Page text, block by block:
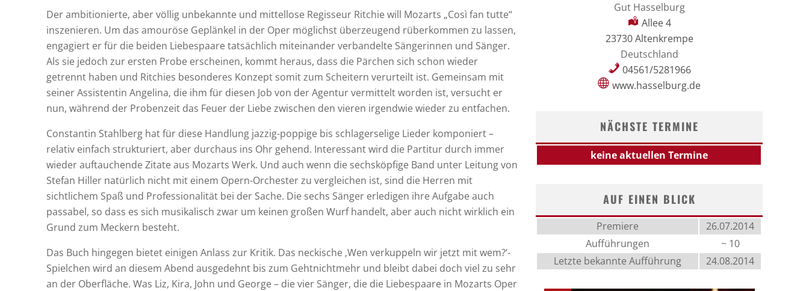
Der ambitionierte, aber völlig unbekannte und mittellose Regisseur Ritchie will Mozarts „Così fan tutte“
inszenieren. Um das amouröse Geplänkel in der Oper möglichst überzeugend rüberkommen zu lassen,
engagiert er für die beiden Liebespaare tatsächlich miteinander verbandelte Sängerinnen und Sänger.
Als sie jedoch zur ersten Probe erscheinen, kommt heraus, dass die Pärchen sich schon wieder
getrennt haben und Ritchies besonderes Konzept somit zum Scheitern verurteilt ist. Gemeinsam mit
seiner Assistentin Angelina, die ihm für diesen Job von der Agentur vermittelt worden ist, versucht er
nun, während der Probenzeit das Feuer der Liebe zwischen den vieren irgendwie wieder zu entfachen.
Constantin Stahlberg hat für diese Handlung jazzig-poppige bis schlagerselige Lieder komponiert –
relativ einfach strukturiert, aber durchaus ins Ohr gehend. Interessant wird die Partitur durch immer
wieder auftauchende Zitate aus Mozarts Werk. Und auch wenn die sechsköpfige Band unter Leitung von
Stefan Hiller natürlich nicht mit einem Opern-Orchester zu vergleichen ist, sind die Herren mit
sichtlichem Spaß und Professionalität bei der Sache. Die sechs Sänger erledigen ihre Aufgabe auch
passabel, so dass es sich musikalisch zwar um keinen großen Wurf handelt, aber auch nicht wirklich ein
Grund zum Meckern besteht.
Das Buch hingegen bietet einigen Anlass zur Kritik. Das neckische ‚Wen verkuppeln wir jetzt mit wem?‘-
Spielchen wird an diesem Abend ausgedehnt bis zum Gehtnichtmehr und bleibt dabei doch viel zu sehr
an der Oberfläche. Was Liz, Kira, John und George – die vier Sänger, die die Liebespaare in Mozarts Oper
Gut Hasselburg
Allee 4
23730 Altenkrempe
Deutschland
04561/5281966
www.hasselburg.de
NÄCHSTE TERMINE
keine aktuellen Termine
AUF EINEN BLICK
Premiere
26.07.2014
Aufführungen
~ 10
Letzte bekannte Aufführung
24.08.2014